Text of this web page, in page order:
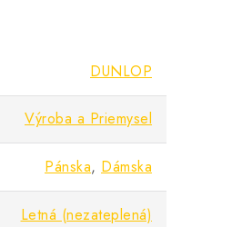
DUNLOP
Výroba a Priemysel
Pánska, Dámska
Letná (nezateplená)